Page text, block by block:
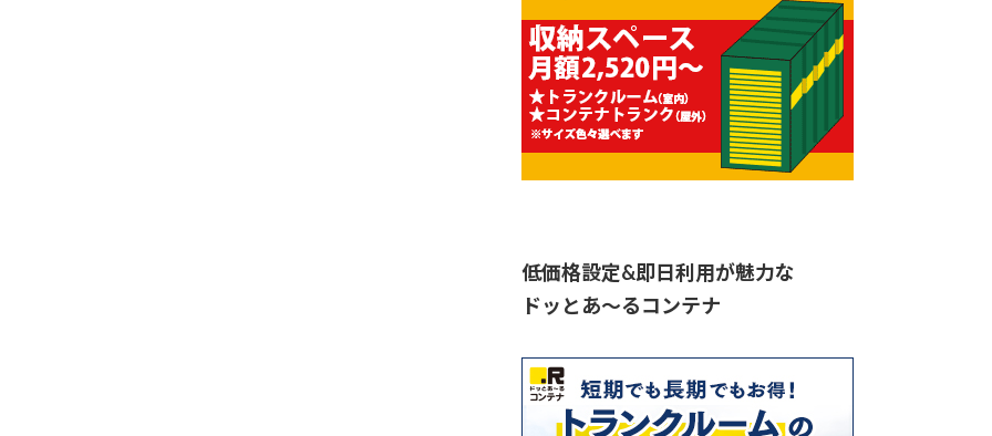
低価格設定&即日利用が魅力な
ドッとあ〜るコンテナ